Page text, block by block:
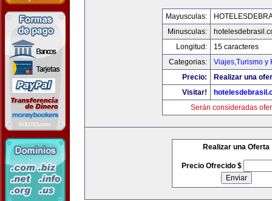
Mayusculas:
Minusculas:
Longitud:
15 caracteres
Categorias:
Viajes,Turismo y
Precio:
Realizar una
Visitar!
Serán consideradas
Realizar una Oferta
Precio Ofrecido $